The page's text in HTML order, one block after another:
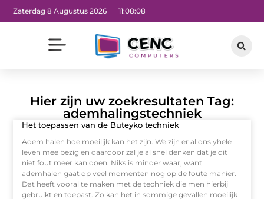
Zaterdag 8 Augustus 2026 11:08:08
Hier zijn uw zoekresultaten Tag:
ademhalingstechniek
Het toepassen van de Buteyko techniek
Adem halen hoe moeilijk kan het zijn. We zijn er al ons yhele
leven mee bezig en daardoor zal je al snel denken dat je dit
niet fout meer kan doen. Niks is minder waar, want
ademhalen gaat op veel momenten nog op de foute manier.
Dat heeft vooral te maken met de techniek die men hierbij
gebruikt en toepast. Zo kan het in sommige gevallen moeilijk